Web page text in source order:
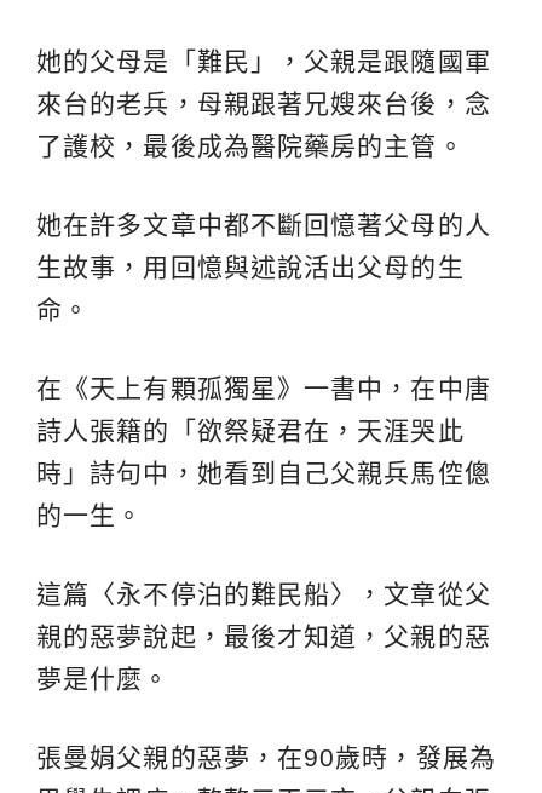
她的父母是「難民」，父親是跟隨國軍
來台的老兵，母親跟著兄嫂來台後，念
了護校，最後成為醫院藥房的主管。
她在許多文章中都不斷回憶著父母的人
生故事，用回憶與述說活出父母的生
命。
在《天上有顆孤獨星》一書中，在中唐
詩人張籍的「欲祭疑君在，天涯哭此
時」詩句中，她看到自己父親兵馬倥傯
的一生。
這篇〈永不停泊的難民船〉，文章從父
親的惡夢說起，最後才知道，父親的惡
夢是什麼。
張曼娟父親的惡夢，在90歲時，發展為